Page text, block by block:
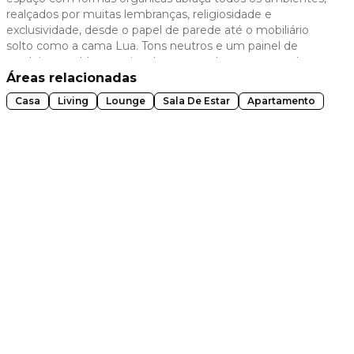
slide
slide
realçados por muitas lembranças, religiosidade e
exclusividade, desde o papel de parede até o mobiliário
solto como a cama Lua. Tons neutros e um painel de
madeira emolduram a janela com um banco que pede por
um momento de conexão interior.
Áreas relacionadas
Casa Living Lounge Sala De Estar Apartamento